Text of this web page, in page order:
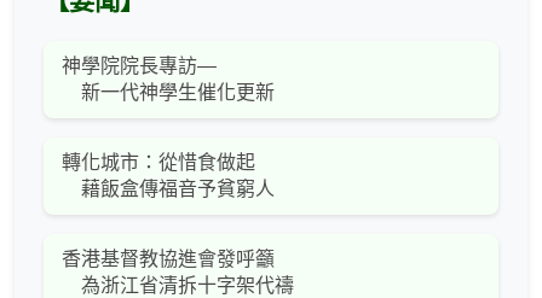
神學院院長專訪—
新一代神學生催化更新
轉化城市：從惜食做起
藉飯盒傳福音予貧窮人
香港基督教協進會發呼籲
為浙江省清拆十字架代禱